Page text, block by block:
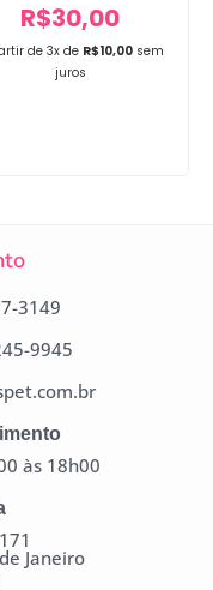
de 3x de R$10,00 sem
juros
R$30,00
3149
9945
às 18h00
Janeiro